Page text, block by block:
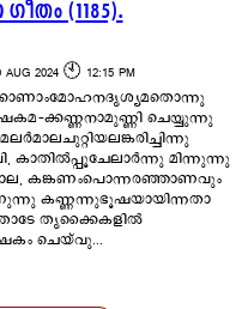
(1185).
AUG 2024 🕙 12:15 PM
ക്കണ്ണനാമുണ്ണി ചെയ്യുന്നു
മിന്നുന്നു
കങ്കണംപൊന്നരഞ്ഞാണവും
കണ്ണന്നുഭൂഷയായിന്നതാ
തൃക്കൈകളിൽ
ചെയ്‌വു...